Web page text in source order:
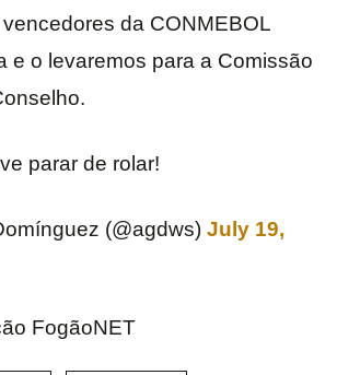
da CONMEBOL
e o levaremos para a Comissão
parar de rolar!
(@agdws) July 19,
FogãoNET